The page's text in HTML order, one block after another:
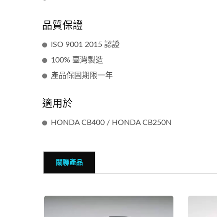
品質保證
ISO 9001 2015 認證
100% 臺灣製造
產品保固期限一年
適用於
HONDA CB400 / HONDA CB250N
關聯產品
點火線圈暢銷款